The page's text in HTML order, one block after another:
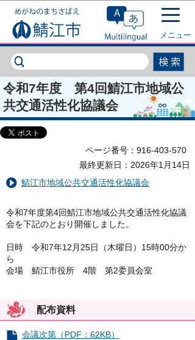
このページの本文へ移動
メニュー
令和7年度 第4回鯖江市地域公
共交通活性化協議会
ページ番号：916-403-570
最終更新日：2026年1月14日
鯖江市地域公共交通活性化協議会
令和7年度第4回鯖江市地域公共交通活性化協議
会を下記のとおり開催しました。
日時 令和7年12月25日（木曜日）15時00分か
ら
会場 鯖江市役所 4階 第2委員会室
配布資料
会議次第（PDF：62KB）